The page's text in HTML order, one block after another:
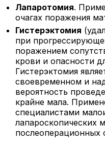
Лапаротомия.
очагах поражения
Гистерэктомия
при
поражением
крови и опасности
Гистерэктомия
своевременном и
вероятность
крайне мала.
специалистами
лапароскопических